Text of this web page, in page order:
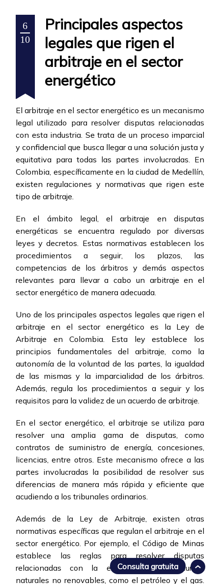
6
10
Principales aspectos
legales que rigen el
arbitraje en el sector
energético
El arbitraje en el sector energético es un mecanismo
legal utilizado para resolver disputas relacionadas
con esta industria. Se trata de un proceso imparcial
y confidencial que busca llegar a una solución justa y
equitativa para todas las partes involucradas. En
Colombia, específicamente en la ciudad de Medellín,
existen regulaciones y normativas que rigen este
tipo de arbitraje.
En el ámbito legal, el arbitraje en disputas
energéticas se encuentra regulado por diversas
leyes y decretos. Estas normativas establecen los
procedimientos a seguir, los plazos, las
competencias de los árbitros y demás aspectos
relevantes para llevar a cabo un arbitraje en el
sector energético de manera adecuada.
Uno de los principales aspectos legales que rigen el
arbitraje en el sector energético es la Ley de
Arbitraje en Colombia. Esta ley establece los
principios fundamentales del arbitraje, como la
autonomía de la voluntad de las partes, la igualdad
de las mismas y la imparcialidad de los árbitros.
Además, regula los procedimientos a seguir y los
requisitos para la validez de un acuerdo de arbitraje.
En el sector energético, el arbitraje se utiliza para
resolver una amplia gama de disputas, como
contratos de suministro de energía, concesiones,
licencias, entre otros. Este mecanismo ofrece a las
partes involucradas la posibilidad de resolver sus
diferencias de manera más rápida y eficiente que
acudiendo a los tribunales ordinarios.
Además de la Ley de Arbitraje, existen otras
normativas específicas que regulan el arbitraje en el
sector energético. Por ejemplo, el Código de Minas
establece las reglas para resolver disputas
relacionadas con la explotación de recursos
naturales no renovables, como el petróleo y el gas.
Consulta gratuita